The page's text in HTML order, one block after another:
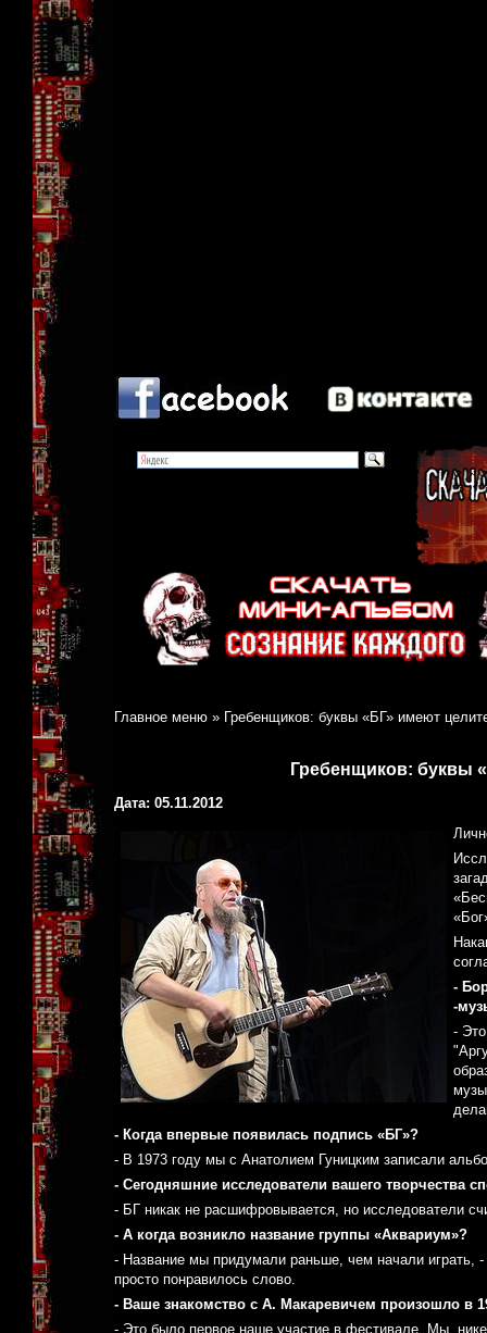
Главное меню » Гребенщиков: буквы «БГ» имеют
Гребенщиков: буквы
Дата: 05.11.2012
-
-
-
- Когда впервые появилась подпись «БГ»?
- В 1973 году мы с Анатолием Гуницким записали
- Сегодняшние исследователи вашего творчества
- БГ никак не расшифровывается, но исследователи
- А когда возникло название группы «Аквариум»?
- Название мы придумали раньше, чем начали играть,
просто понравилось слово.
- Ваше знакомство с А. Макаревичем произошло в
- Это было первое наше участие в фестивале. Мы,